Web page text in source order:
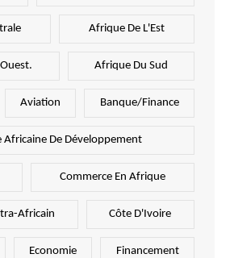
Afrique De L'Est
Afrique Du Sud
Aviation Banque/Finance
Africaine De Développement
Commerce En Afrique
Africain Côte D'Ivoire
Economie Financement